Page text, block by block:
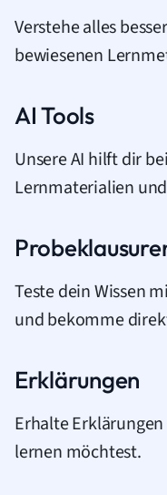
Verstehe alles
bewiesenen
AI Tools
Unsere AI hilft dir
Lernmaterialien
Teste dein Wissen
und bekomme
Erklärungen
Erhalte
lernen möchtest.